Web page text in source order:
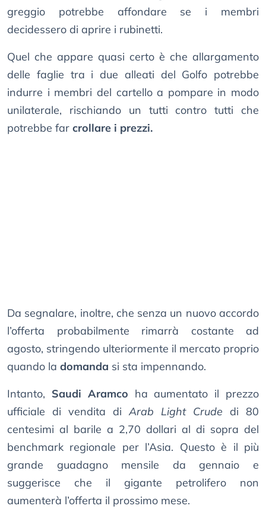
greggio potrebbe affondare se i membri
decidessero di aprire i rubinetti.
Quel che appare quasi certo è che allargamento
delle faglie tra i due alleati del Golfo potrebbe
indurre i membri del cartello a pompare in modo
unilaterale, rischiando un tutti contro tutti che
potrebbe far crollare i prezzi.
Da segnalare, inoltre, che senza un nuovo accordo
l’offerta probabilmente rimarrà costante ad
agosto, stringendo ulteriormente il mercato proprio
quando la domanda si sta impennando.
Intanto, Saudi Aramco ha aumentato il prezzo
ufficiale di vendita diArab Light Crude di 80
centesimi al barile a 2,70 dollari al di sopra del
benchmark regionale per l’Asia. Questo è il più
grande guadagno mensile da gennaio e
suggerisce che il gigante petrolifero non
aumenterà l’offerta il prossimo mese.